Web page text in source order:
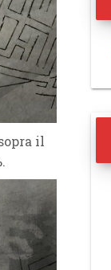
il